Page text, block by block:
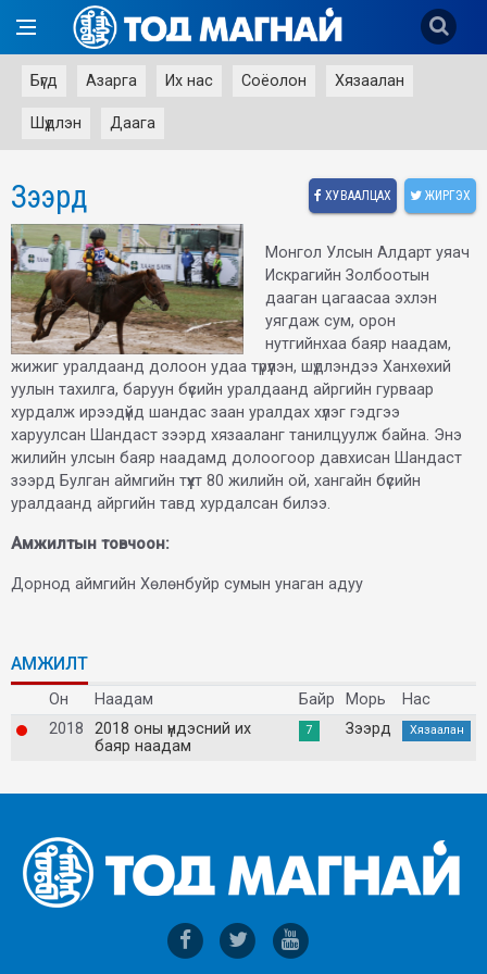
Бүгд Азарга Их нас Соёолон Хязаалан
Шүдлэн Даага
Зээрд ХУВААЛЦАХ ЖИРГЭХ
Монгол Улсын Алдарт уяач
Искрагийн Золбоотын
дааган цагаасаа эхлэн
уягдаж сум, орон
нутгийнхаа баяр наадам,
жижиг уралдаанд долоон удаа түрүүлэн, шүдлэндээ Ханхөхий
уулын тахилга, баруун бүсийн уралдаанд айргийн гурваар
хурдалж ирээдүйд шандас заан уралдах хүлэг гэдгээ
харуулсан Шандаст зээрд хязааланг танилцуулж байна. Энэ
жилийн улсын баяр наадамд долоогоор давхисан Шандаст
зээрд Булган аймгийн түүхт 80 жилийн ой, хангайн бүсийн
уралдаанд айргийн тавд хурдалсан билээ.
Амжилтын товчоон:
Дорнод аймгийн Хөлөнбуйр сумын унаган адуу
АМЖИЛТ
Он Наадам Байр Морь
Нас
2018
2018 оны үндэсний их
баяр наадам
7 Зээрд Хязаалан